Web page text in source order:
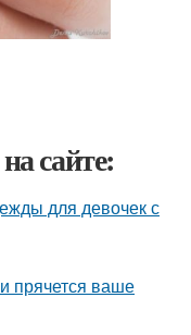
сайте:
для девочек с
прячется ваше